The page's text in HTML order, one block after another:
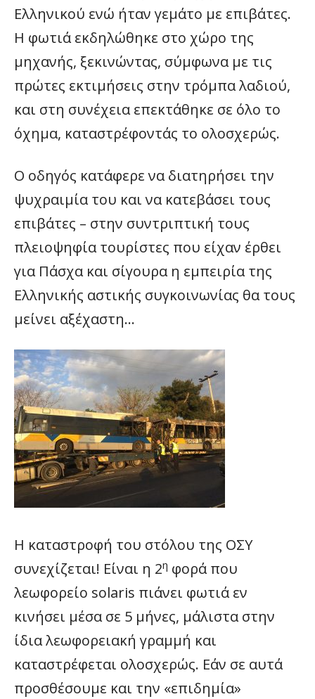
Ελληνικού ενώ ήταν γεμάτο με επιβάτες.
Η φωτιά εκδηλώθηκε στο χώρο της
μηχανής, ξεκινώντας, σύμφωνα με τις
πρώτες εκτιμήσεις στην τρόμπα λαδιού,
και στη συνέχεια επεκτάθηκε σε όλο το
όχημα, καταστρέφοντάς το ολοσχερώς.
Ο οδηγός κατάφερε να διατηρήσει την
ψυχραιμία του και να κατεβάσει τους
επιβάτες – στην συντριπτική τους
πλειοψηφία τουρίστες που είχαν έρθει
για Πάσχα και σίγουρα η εμπειρία της
Ελληνικής αστικής συγκοινωνίας θα τους
μείνει αξέχαστη…
Η καταστροφή του στόλου της ΟΣΥ
συνεχίζεται! Είναι η 2η φορά που
λεωφορείο solaris πιάνει φωτιά εν
κινήσει μέσα σε 5 μήνες, μάλιστα στην
ίδια λεωφορειακή γραμμή και
καταστρέφεται ολοσχερώς. Εάν σε αυτά
προσθέσουμε και την «επιδημία»